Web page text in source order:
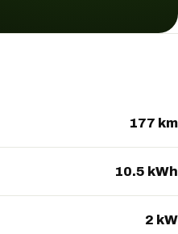
177 km
10.5 kWh
2 kW